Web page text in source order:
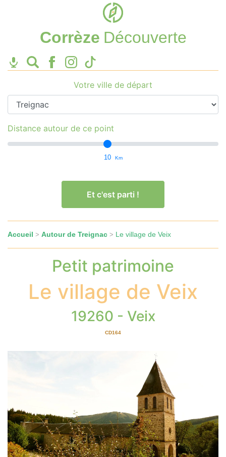
Corrèze Découverte
Votre ville de départ
Distance autour de ce point
10 Km
Et c'est parti !
Accueil > Autour de Treignac > Le village de Veix
Petit patrimoine
Le village de Veix
19260 - Veix
CD164